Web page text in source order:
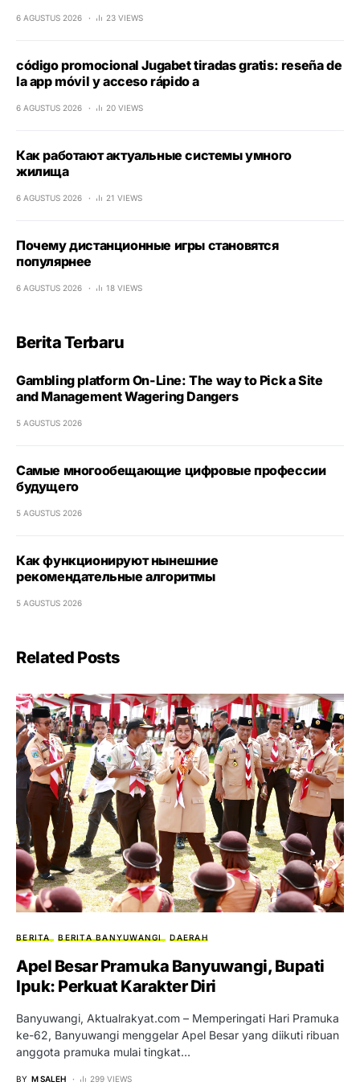
6 AGUSTUS 2026 23 VIEWS
código promocional Jugabet tiradas gratis: reseña de
la app móvil y acceso rápido a
6 AGUSTUS 2026 20 VIEWS
Как работают актуальные системы умного
жилища
6 AGUSTUS 2026 21 VIEWS
Почему дистанционные игры становятся
популярнее
6 AGUSTUS 2026 18 VIEWS
Berita Terbaru
Gambling platform On-Line: The way to Pick a Site
and Management Wagering Dangers
5 AGUSTUS 2026
Самые многообещающие цифровые профессии
будущего
5 AGUSTUS 2026
Как функционируют нынешние
рекомендательные алгоритмы
5 AGUSTUS 2026
Related Posts
BERITA BERITA BANYUWANGI DAERAH
Apel Besar Pramuka Banyuwangi, Bupati
Ipuk: Perkuat Karakter Diri
Banyuwangi, Aktualrakyat.com – Memperingati Hari Pramuka
ke-62, Banyuwangi menggelar Apel Besar yang diikuti ribuan
anggota pramuka mulai tingkat…
BY M SALEH 299 VIEWS